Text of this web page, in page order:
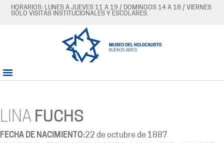
HORARIOS: LUNES A JUEVES 11 A 19 / DOMINGOS 14 A 18 / VIERNES
SÓLO VISITAS INSTITUCIONALES Y ESCOLARES.
LINA FUCHS
FECHA DE NACIMIENTO:22 de octubre de 1887